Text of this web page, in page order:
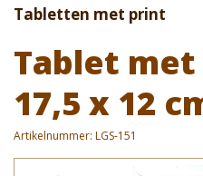
Tabletten met print
Tablet
17,5 x 12
Artikelnummer: LGS-151